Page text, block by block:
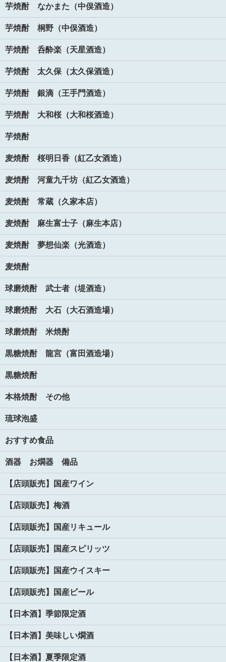
芋焼酎 なかまた（中俣酒造）
芋焼酎 桐野（中俣酒造）
芋焼酎 呑酔楽（天星酒造）
芋焼酎 太久保（太久保酒造）
芋焼酎 銀滴（王手門酒造）
芋焼酎 大和桜（大和桜酒造）
芋焼酎
麦焼酎 桜明日香（紅乙女酒造）
麦焼酎 河童九千坊（紅乙女酒造）
麦焼酎 常蔵（久家本店）
麦焼酎 麻生富士子（麻生本店）
麦焼酎 夢想仙楽（光酒造）
麦焼酎
球磨焼酎 武士者（堤酒造）
球磨焼酎 大石（大石酒造場）
球磨焼酎 米焼酎
黒糖焼酎 龍宮（富田酒造場）
黒糖焼酎
本格焼酎 その他
琉球泡盛
おすすめ食品
酒器 お燗器 備品
【店頭販売】国産ワイン
【店頭販売】梅酒
【店頭販売】国産リキュール
【店頭販売】国産スピリッツ
【店頭販売】国産ウイスキー
【店頭販売】国産ビール
【日本酒】季節限定酒
【日本酒】美味しい燗酒
【日本酒】夏季限定酒